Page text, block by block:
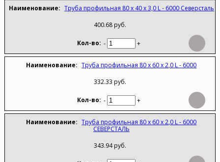
Труба профильная 80 х 40 х 3,0 L - 6000 Северсталь
400.68 руб.
- +
Труба профильная 80 х 60 х 2,0 L - 6000
332.33 руб.
- +
Труба профильная 80 х 60 х 2,0 L - 6000
СЕВЕРСТАЛЬ
343.94 руб.